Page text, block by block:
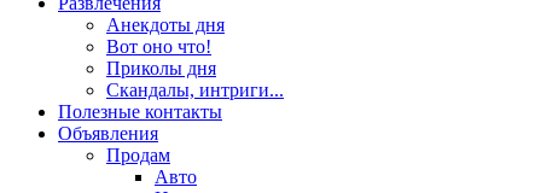
Анекдоты дня
Вот оно что!
Приколы дня
Скандалы, интриги...
Полезные контакты
Объявления
Продам
Авто